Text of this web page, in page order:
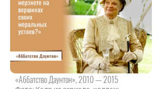
«Аббатство Даунтон», 2010 — 2015